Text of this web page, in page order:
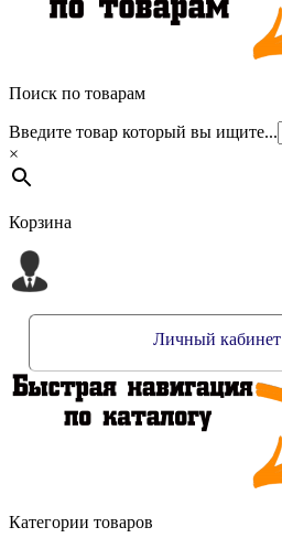
Поиск по товарам
Введите товар который вы ищите...
×
Корзина
Личный кабинет
Категории товаров